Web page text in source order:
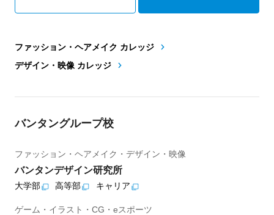
ファッション・ヘアメイク カレッジ
デザイン・映像 カレッジ
バンタングループ校
ファッション・ヘアメイク・デザイン・映像
バンタンデザイン研究所
大学部 高等部 キャリア
ゲーム・イラスト・CG・eスポーツ